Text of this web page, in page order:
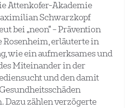
Attenkofer-Akademie
Schwarzkopf
bei „neon“ – Prävention
Rosenheim, erläuterte in
wie ein aufmerksames und
Miteinander in der
und den damit
Dazu zählen verzögerte